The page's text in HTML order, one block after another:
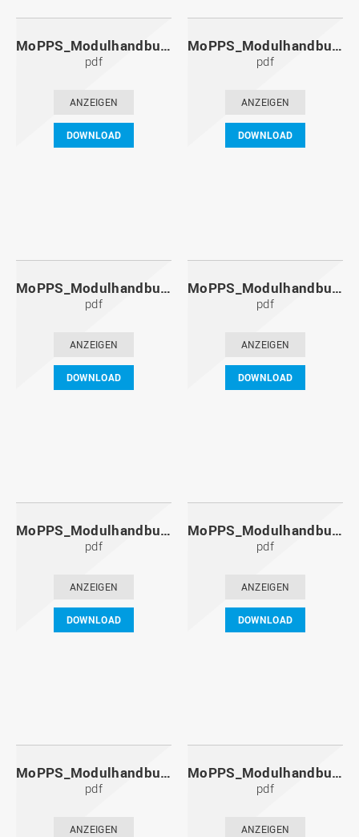
MoPPS_Modulhandbuch_20141201.pdf
pdf
ANZEIGEN
DOWNLOAD
MoPPS_Modulhandbuch_20140601.pdf
pdf
ANZEIGEN
DOWNLOAD
MoPPS_Modulhandbuch_20131201.pdf
pdf
ANZEIGEN
DOWNLOAD
MoPPS_Modulhandbuch_20130601.pdf
pdf
ANZEIGEN
DOWNLOAD
MoPPS_Modulhandbuch_20121201.pdf
pdf
ANZEIGEN
DOWNLOAD
MoPPS_Modulhandbuch_20120601.pdf
pdf
ANZEIGEN
DOWNLOAD
MoPPS_Modulhandbuch_20111201.pdf
pdf
ANZEIGEN
MoPPS_Modulhandbuch_20110601.pdf
pdf
ANZEIGEN